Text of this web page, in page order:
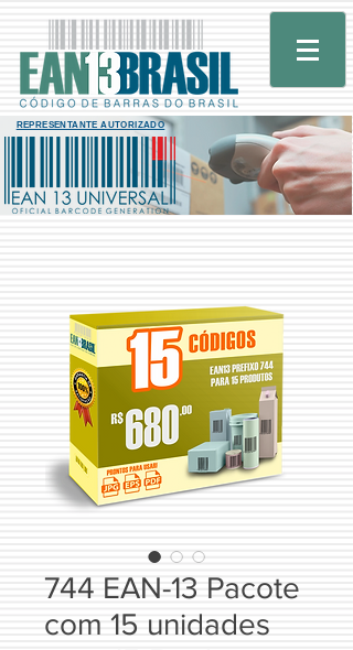
REPRESENTANTE AUTORIZADO
744 EAN-13 Pacote
com 15 unidades